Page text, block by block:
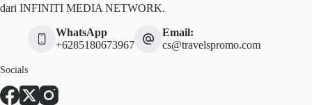
dari INFINITI MEDIA NETWORK.
WhatsApp
+6285180673967
Email:
cs@travelspromo.com
Socials